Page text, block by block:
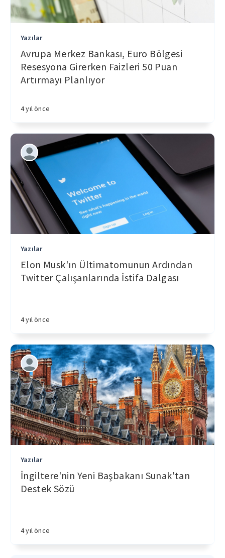
Yazılar
Avrupa Merkez Bankası, Euro Bölgesi
Resesyona Girerken Faizleri 50 Puan
Artırmayı Planlıyor
4 yıl önce
Yazılar
Elon Musk'ın Ültimatomunun Ardından
Twitter Çalışanlarında İstifa Dalgası
4 yıl önce
Yazılar
İngiltere'nin Yeni Başbakanı Sunak'tan
Destek Sözü
4 yıl önce